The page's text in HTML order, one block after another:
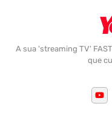
A sua 'streaming TV'
que